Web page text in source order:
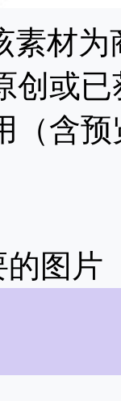
素材
创或
（含
图片